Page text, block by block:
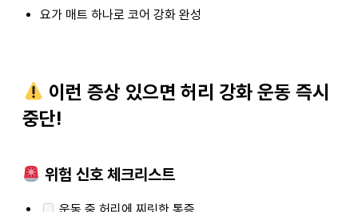
요가 매트 하나로 코어 강화 완성
이런 증상 있으면 허리 강화 운동 즉시
중단!
위험 신호 체크리스트